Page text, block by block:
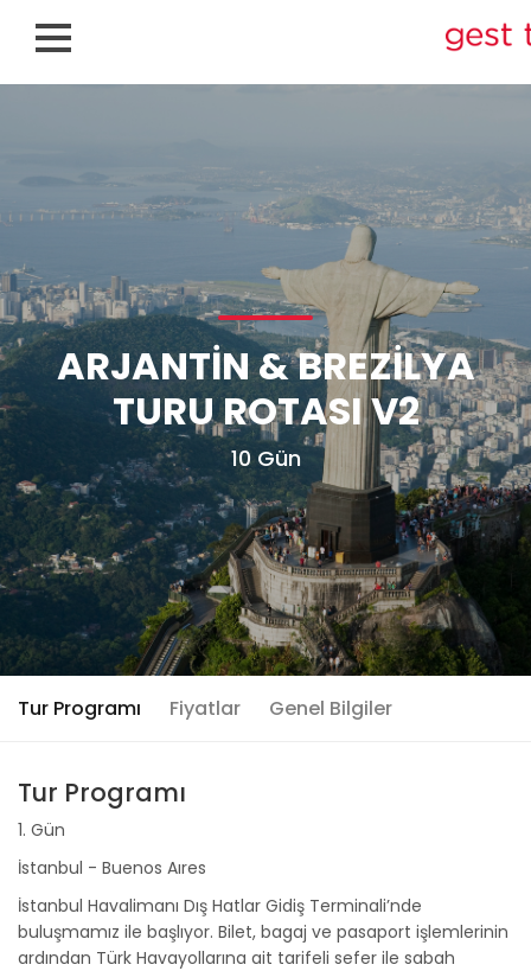
ARJANTIN & BREZILYA
TURU ROTASI V2
10 Gün
Tur Programı Fiyatlar Genel Bilgiler
Tur Programı
1. Gün
İstanbul - Buenos Aıres
İstanbul Havalimanı Dış Hatlar Gidiş Terminali’nde
buluşmamız ile başlıyor. Bilet, bagaj ve pasaport işlemlerinin
ardından Türk Havayollarına ait tarifeli sefer ile sabah